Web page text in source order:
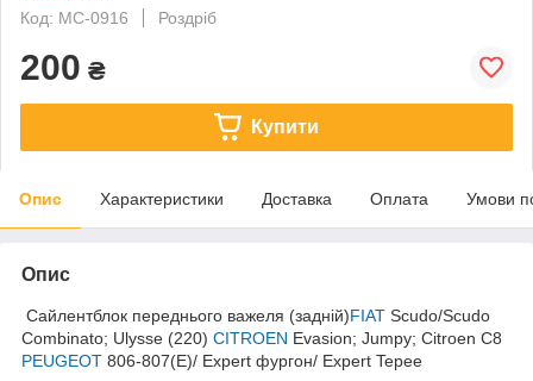
Код: MC-0916
Роздріб
200 ₴
Купити
Опис Характеристики Доставка Оплата Умови
Опис
Cайлентблок переднього важеля (задній)FIAT Scudo/Scudo
Combinato; Ulysse (220) CITROEN Evasion; Jumpy; Citroen C8
PEUGEOT 806-807(E)/ Expert фургон/ Expert Tepee